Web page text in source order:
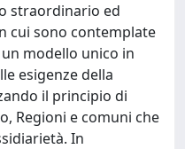
straordinario ed
cui sono contemplate
modello unico in
esigenze della
il principio di
Regioni e comuni che
In